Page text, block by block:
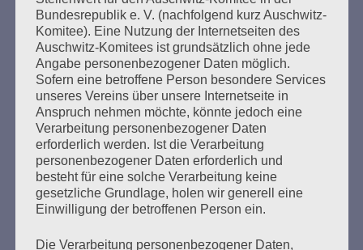
11. Verhandlungstag, Dienstag,
17.12.2019
Erstellt am17. Dezember 2019
Bruno D. wurde zunächst von der Staatsanwaltschaft
vernommen. Zu Beginn machte er einen müden
Eindruck, seine Aussagen wurden aber nach kurzer Zeit
klar und deutlich. Der Staatsanwalt griff eine frühere
Äußerung von Bruno D. auf, wonach dieser einmal
gesehen habe, wie Menschen aus der Gaskammer in das
sich…
Bundesrepublik e. V. (nachfolgend kurz Auschwitz-
Komitee). Eine Nutzung der Internetseiten des
Auschwitz-Komitees ist grundsätzlich ohne jede
Angabe personenbezogener Daten möglich.
Sofern eine betroffene Person besondere Services
unseres Vereins über unsere Internetseite in
Anspruch nehmen möchte, könnte jedoch eine
Verarbeitung personenbezogener Daten
erforderlich werden. Ist die Verarbeitung
personenbezogener Daten erforderlich und
besteht für eine solche Verarbeitung keine
gesetzliche Grundlage, holen wir generell eine
Einwilligung der betroffenen Person ein.
Die Verarbeitung personenbezogener Daten,